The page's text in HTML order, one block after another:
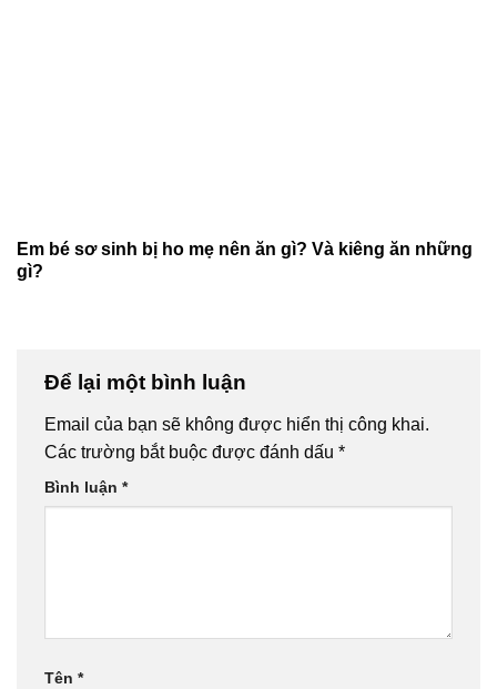
Em bé sơ sinh bị ho mẹ nên ăn gì? Và kiêng ăn những
gì?
Để lại một bình luận
Email của bạn sẽ không được hiển thị công khai.
Các trường bắt buộc được đánh dấu *
Bình luận *
Tên *